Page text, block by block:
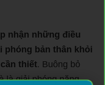
nhận những điều
phóng bản thân khỏi
thiết. Buông bỏ
là giải phóng năng